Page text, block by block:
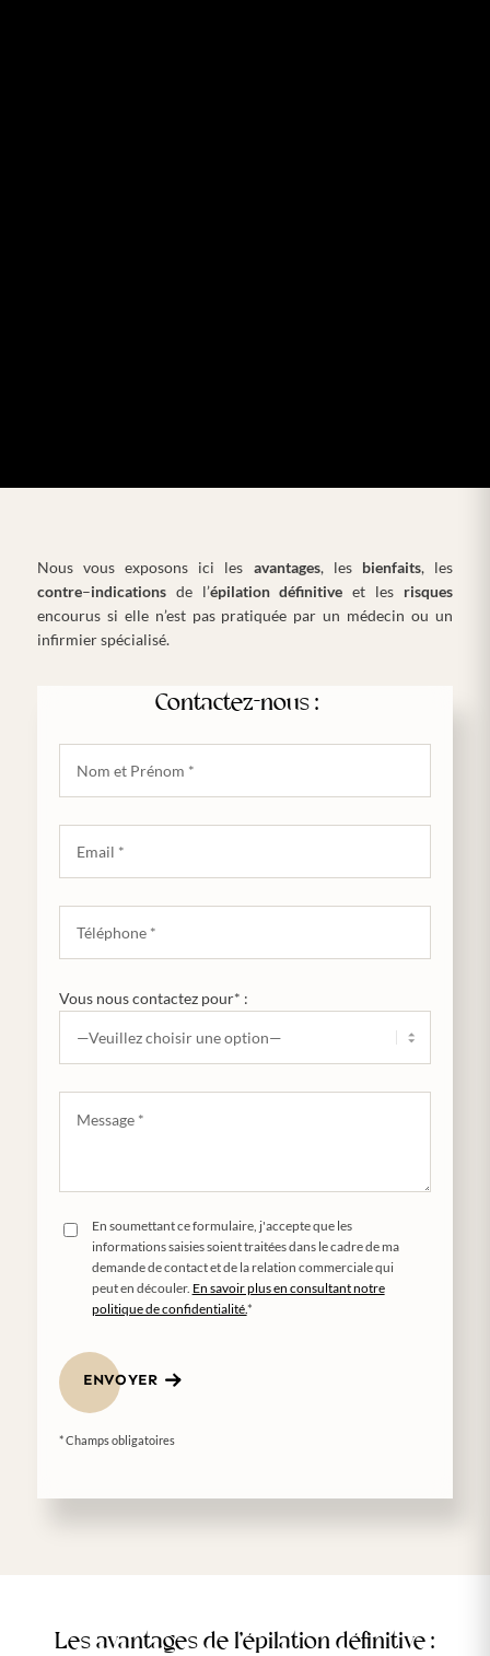
Nous vous exposons ici les avantages, les bienfaits, les
contre–indicationsde l’épilation définitiveet les risques
encourus si elle n’est pas pratiquée par un médecin ou un
infirmier spécialisé.
Contactez-nous :
Vous nous contactez pour* :
En soumettant ce formulaire, j'accepte que les
informations saisies soient traitées dans le cadre de ma
demande de contact et de la relation commerciale qui
peut en découler. En savoir plus en consultant notre
politique de confidentialité.*
ENVOYER
* Champs obligatoires
Les avantages de l’épilation définitive :